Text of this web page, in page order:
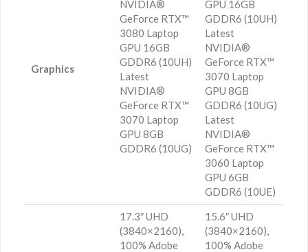
Graphics
NVIDIA®
GeForce RTX™
3080 Laptop
GPU 16GB
GDDR6 (10UH)
Latest
NVIDIA®
GeForce RTX™
3070 Laptop
GPU 8GB
GDDR6 (10UG)
GPU 16GB
GDDR6 (10UH)
Latest
NVIDIA®
GeForce RTX™
3070 Laptop
GPU 8GB
GDDR6 (10UG)
Latest
NVIDIA®
GeForce RTX™
3060 Laptop
GPU 6GB
GDDR6 (10UE)
17.3″ UHD
(3840×2160),
100% Adobe
15.6″ UHD
(3840×2160),
100% Adobe